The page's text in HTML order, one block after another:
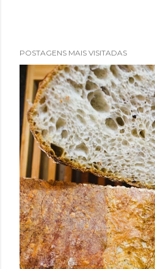
POSTAGENS MAIS VISITADAS